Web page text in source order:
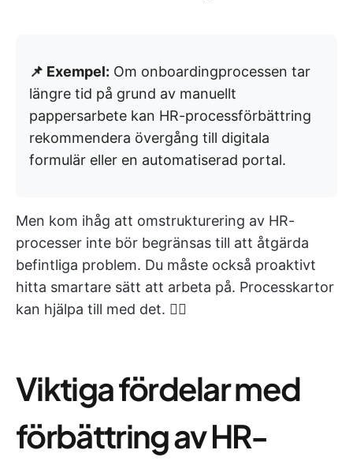
📌 Exempel: Om onboardingprocessen tar
längre tid på grund av manuellt
pappersarbete kan HR-processförbättring
rekommendera övergång till digitala
formulär eller en automatiserad portal.
Men kom ihåg att omstrukturering av HR-
processer inte bör begränsas till att åtgärda
befintliga problem. Du måste också proaktivt
hitta smartare sätt att arbeta på. Processkartor
kan hjälpa till med det. 👇🏼
Viktiga fördelar med
förbättring av HR-